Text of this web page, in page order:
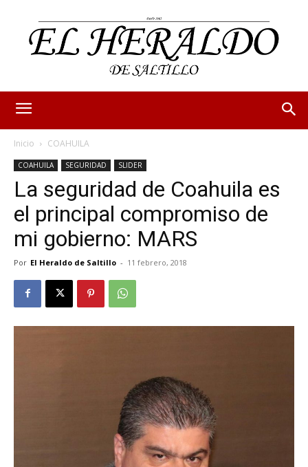
Inicio COAHUILA
COAHUILA SEGURIDAD SLIDER
La seguridad de Coahuila es
el principal compromiso de
mi gobierno: MARS
Por El Heraldo de Saltillo - 11 febrero, 2018